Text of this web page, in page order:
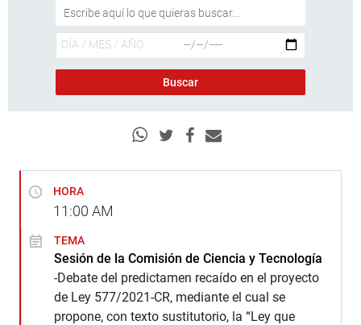
HORA
11:00 AM
TEMA
Sesión de la Comisión de Ciencia y Tecnología
-Debate del predictamen recaído en el proyecto
de Ley 577/2021-CR, mediante el cual se
propone, con texto sustitutorio, la “Ley que